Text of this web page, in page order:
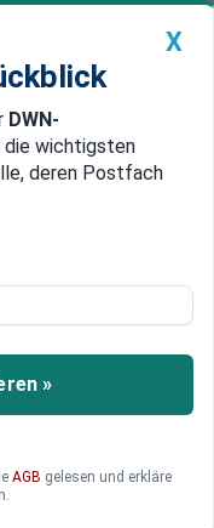
Premium
China
an
von
X
DWN-
wichtigsten
deren Postfach
»
AGB gelesen und erkläre